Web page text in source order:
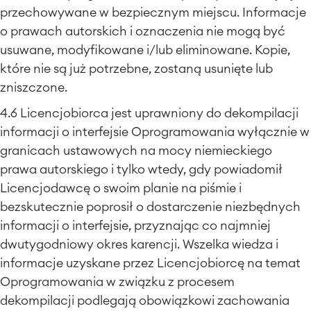
przechowywane w bezpiecznym miejscu. Informacje
o prawach autorskich i oznaczenia nie mogą być
usuwane, modyfikowane i/lub eliminowane. Kopie,
które nie są już potrzebne, zostaną usunięte lub
zniszczone.
4.6 Licencjobiorca jest uprawniony do dekompilacji
informacji o interfejsie Oprogramowania wyłącznie w
granicach ustawowych na mocy niemieckiego
prawa autorskiego i tylko wtedy, gdy powiadomił
Licencjodawcę o swoim planie na piśmie i
bezskutecznie poprosił o dostarczenie niezbędnych
informacji o interfejsie, przyznając co najmniej
dwutygodniowy okres karencji. Wszelka wiedza i
informacje uzyskane przez Licencjobiorcę na temat
Oprogramowania w związku z procesem
dekompilacji podlegają obowiązkowi zachowania